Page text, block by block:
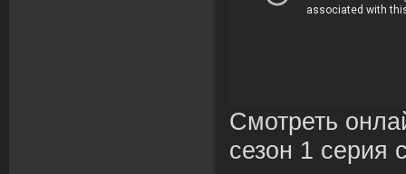
Смотреть
сезон 1 серия